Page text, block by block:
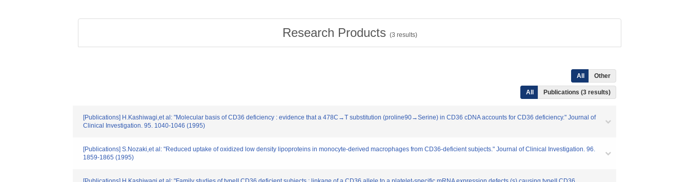
Research Products (3 results)
All Other
All Publications (3 results)
[Publications] H.Kashiwagi,et al: "Molecular basis of CD36 deficiency : evidence that a 478C→T substitution (proline90→Serine) in CD36 cDNA accounts for CD36 deficiency." Journal of
Clinical Investigation. 95. 1040-1046 (1995)
[Publications] S.Nozaki,et al: "Reduced uptake of oxidized low density lipoproteins in monocyte-derived macrophages from CD36-deficient subjects." Journal of Clinical Investigation. 96.
1859-1865 (1995)